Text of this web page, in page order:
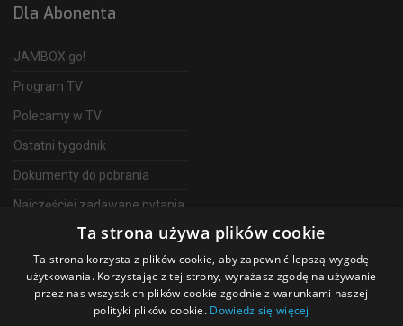
Dla Abonenta
JAMBOX go!
Program TV
Polecamy w TV
Ostatni tygodnik
Dokumenty do pobrania
Najczęściej zadawane pytania
Telewizja Światłowodowa
Ta strona używa plików cookie
Ta strona korzysta z plików cookie, aby zapewnić lepszą wygodę
użytkowania. Korzystając z tej strony, wyrażasz zgodę na używanie
przez nas wszystkich plików cookie zgodnie z warunkami naszej
polityki plików cookie. Dowiedz się więcej